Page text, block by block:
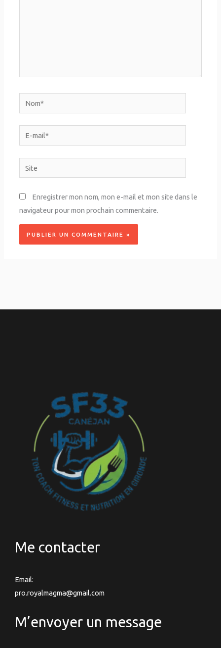
Nom*
E-
mail*
Site
Enregistrer mon nom, mon e-mail et mon site dans le
navigateur pour mon prochain commentaire.
Me contacter
Email:
pro.royalmagma@gmail.com
M’envoyer un message